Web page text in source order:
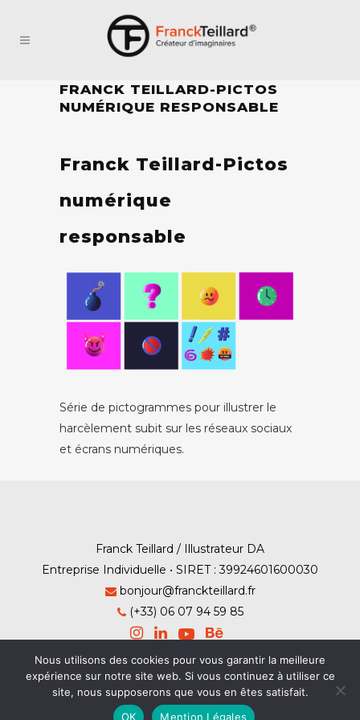
FRANCK TEILLARD-PICTOS
NUMÉRIQUE RESPONSABLE
Franck Teillard-Pictos
numérique
responsable
Série de pictogrammes pour illustrer le
harcèlement subit sur les réseaux sociaux
et écrans numériques.
Franck Teillard / Illustrateur DA
Entreprise Individuelle • SIRET : 39924601600030
bonjour@franckteillard.fr
(+33) 06 07 94 59 85
Mention Légales - Contact
Nous utilisons des cookies pour vous garantir la meilleure
expérience sur notre site web. Si vous continuez à utiliser ce
site, nous supposerons que vous en êtes satisfait.
OK
Mention Légales